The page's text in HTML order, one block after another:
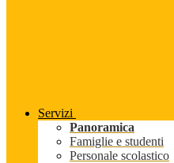
Servizi
Panoramica
Famiglie e studenti
Personale scolastico